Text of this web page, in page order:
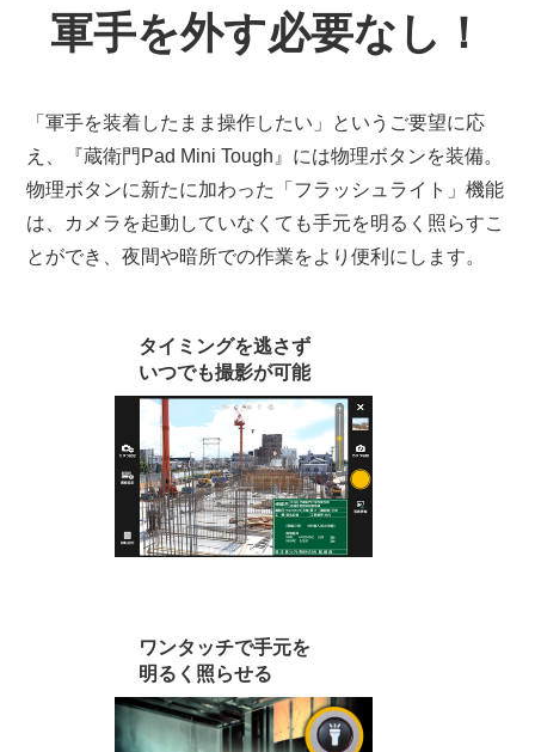
軍手を外す必要なし！
「軍手を装着したまま操作したい」というご要望に応
え、『蔵衛門Pad Mini Tough』には物理ボタンを装備。
物理ボタンに新たに加わった「フラッシュライト」機能
は、カメラを起動していなくても手元を明るく照らすこ
とができ、夜間や暗所での作業をより便利にします。
タイミングを逃さず
いつでも撮影が可能
ワンタッチで手元を
明るく照らせる